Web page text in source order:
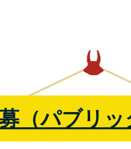
（パブリ